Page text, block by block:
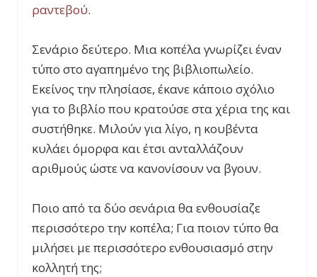
ραντεβού.
Σενάριο δεύτερο. Μια κοπέλα γνωρίζει έναν
τύπο στο αγαπημένο της βιβλιοπωλείο.
Εκείνος την πλησίασε, έκανε κάποιο σχόλιο
για το βιβλίο που κρατούσε στα χέρια της και
συστήθηκε. Μιλούν για λίγο, η κουβέντα
κυλάει όμορφα και έτσι ανταλλάζουν
αριθμούς ώστε να κανονίσουν να βγουν.
Ποιο από τα δύο σενάρια θα ενθουσίαζε
περισσότερο την κοπέλα; Για ποιον τύπο θα
μιλήσει με περισσότερο ενθουσιασμό στην
κολλητή της;